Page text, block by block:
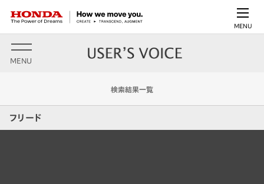
MENU
MENU
検索結果一覧
フリード